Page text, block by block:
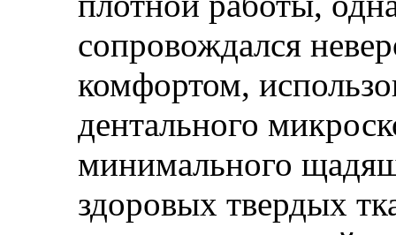
сопровождался
комфортом,
дентального
минимального
здоровых твердых